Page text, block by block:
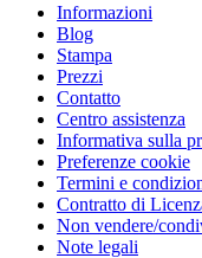
Informazioni
Blog
Stampa
Prezzi
Contatto
Centro assistenza
Informativa sulla
Preferenze cookie
Termini e
Contratto di
Non vendere/
Note legali